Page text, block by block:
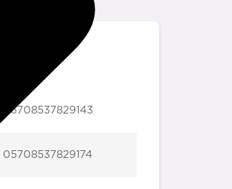
05708537829143
05708537829174